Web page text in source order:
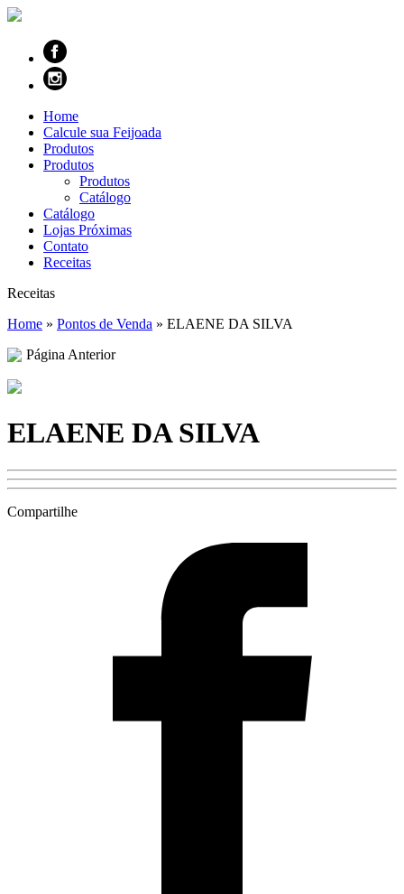
Home
Calcule sua Feijoada
Produtos
Produtos
Produtos
Catálogo
Catálogo
Lojas Próximas
Contato
Receitas
Receitas
Home » Pontos de Venda » ELAENE DA SILVA
Página Anterior
ELAENE DA SILVA
Compartilhe